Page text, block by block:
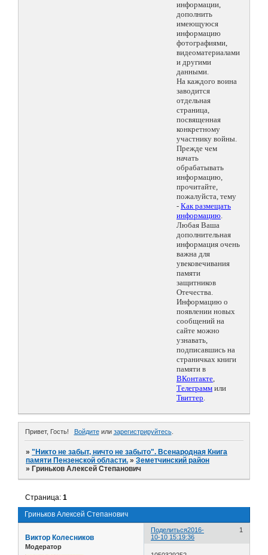
информации,
дополнить
имеющуюся
информацию
фотографиями,
видеоматериалами
и другими
данными.
На каждого воина
заводится
отдельная
страница,
посвященная
конкретному
участнику войны.
Прежде чем
начать
обрабатывать
информацию,
прочитайте,
пожалуйста, тему
- Как размещать
информацию.
Любая Ваша
дополнительная
информация очень
важна для
увековечивания
памяти
защитников
Отечества.
Информацию о
появлении новых
сообщений на
сайте можно
узнавать,
подписавшись на
страничках книги
памяти в
ВКонтакте,
Телеграмм или
Твиттер.
Привет, Гость! Войдитеили зарегистрируйтесь.
»"Никто не забыт, ничто не забыто". Всенародная Книга
памяти Пензенской области. »Земетчинский район
» Гриньков Алексей Степанович
Гриньков Алексей Степанович
Страница:1
Поделиться 1
2016-
10-10 15:19:36
Виктор Колесников
Модератор